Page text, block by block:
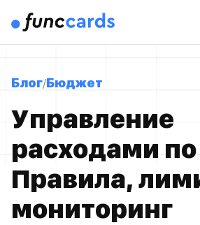
Блог Бюджет
Управление
расходами по
Правила,
мониторинг